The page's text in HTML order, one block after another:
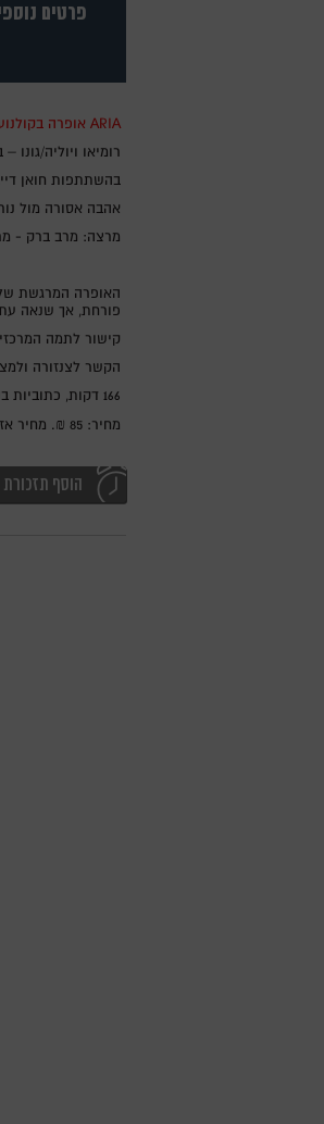
פרטים
ARIAאופרה
רומיאו ויוליה/גונו
בהשתתפות חואן
אהבה אסורה מול
מרצה: מרב ברק -
האופרה המרגשת של
פורחת, אך שנאה
קישור לתמה
הקשר לצנזורה
166 דקות, כתוביות בעברית ובאנגלית.
מחיר: 85 ₪. מחיר אזרח ותיק/סטודנט/חייל: 79 ₪. מחיר מנוי סינמטק והסימפונית: 69 ₪.
הוסף תזכורת